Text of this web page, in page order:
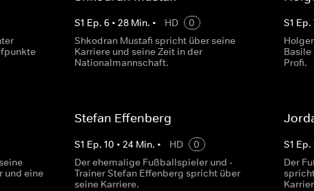
S1 Ep.6 •28 Min. • HD
0
Shkodran Mustafi spricht über seine
Karriere und seine Zeit in der
Nationalmannschaft.
S1 Ep.
Basile
Profi.
und eine
Stefan Effenberg
S1 Ep.10 •24 Min. • HD
0
Der ehemalige Fußballspieler und -
Trainer Stefan Effenberg spricht über
seine Karriere.
S1 Ep.
Der